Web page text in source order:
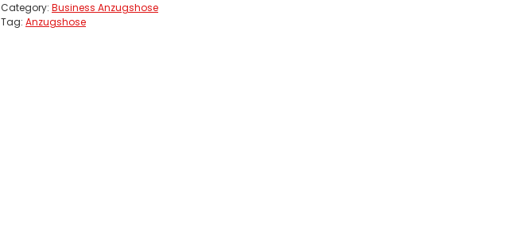
Category: Business Anzugshose
Tag: Anzugshose